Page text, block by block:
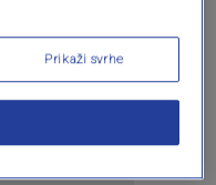
Prikaži svrhe